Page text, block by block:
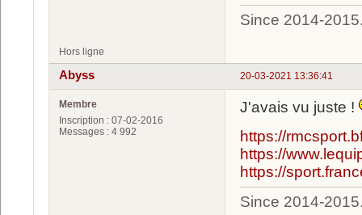
Since 2014-
Hors ligne
20-03-2021 13:36:41
Abyss
Membre
Inscription : 07-02-2016
Messages : 4 992
J'avais vu juste !
https://
https://
https://
Since 2014-